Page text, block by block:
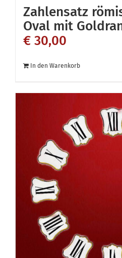
Zahlensatz
Oval mit
€ 30,00
In den Warenkorb